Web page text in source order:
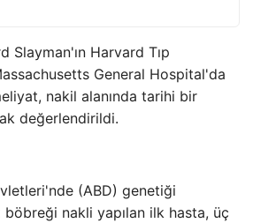
Slayman'ın Harvard Tıp
General Hospital'da
nakil alanında tarihi bir
değerlendirildi.
(ABD) genetiği
nakli yapılan ilk hasta, üç